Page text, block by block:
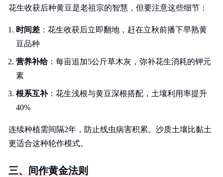
花生收获后种黄豆是老祖宗的智慧，但要注意这些细节：
时间差 ：花生收获后立即翻地，赶在立秋前播下早熟黄
豆品种
营养补给：每亩追加5公斤草木灰，弥补花生消耗的钾元
素
根系互补：花生浅根与黄豆深根搭配，土壤利用率提升
40%
连续种植需间隔2年，防止线虫病害积累。沙质土壤比黏土
更适合这种轮作模式。
三、间作黄金法则